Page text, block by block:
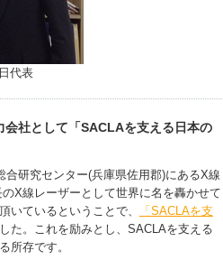
代表
社として「SACLAを支える日本の
研究センター(兵庫県佐用郡)にあるX線
X線レーザーとして世界に名を轟かせて
いているということで、
「SACLAを支
た。これを励みとし、SACLAを支える
所存です。